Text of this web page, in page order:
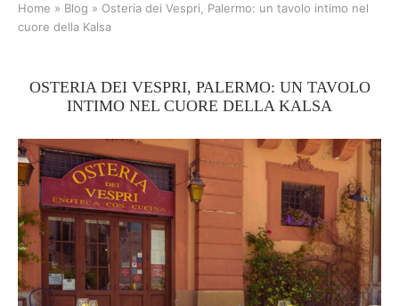
Home » Blog » Osteria dei Vespri, Palermo: un tavolo intimo nel
cuore della Kalsa
OSTERIA DEI VESPRI, PALERMO: UN TAVOLO
INTIMO NEL CUORE DELLA KALSA